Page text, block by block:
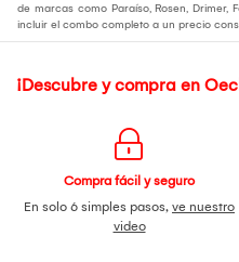
de marcas como Paraíso, Rosen, Drimer,
incluir el combo completo a un precio
¡Descubre y compra en
Compra fácil y seguro
En solo 6 simples pasos, ve nuestro
video